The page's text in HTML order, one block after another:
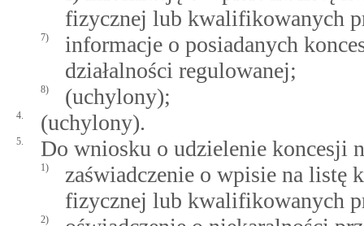
fizycznej lub kwalifikowanych
7)
informacje o posiadanych
działalności regulowanej;
8) (uchylony);
4. (uchylony).
5. Do wniosku o udzielenie koncesji
1)
zaświadczenie o wpisie na
fizycznej lub kwalifikowanych
2)